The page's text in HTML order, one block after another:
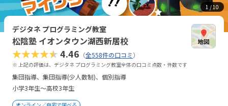
1 / 10
デジタネ プログラミング教室
松陰塾 イオンタウン湖西新居校
★★★★★4.46 （全558件の口コミ）
※ 上記の評価は、デジタネ プログラミング教室全体の口コミ点数・件数です
集団指導 集団指導(少人数制)
個別指導
小学3年生〜高校3年生